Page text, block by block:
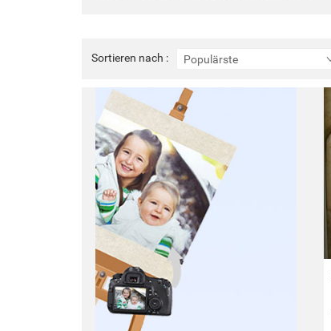
Sortieren nach : Populärste
Sortieren
nach